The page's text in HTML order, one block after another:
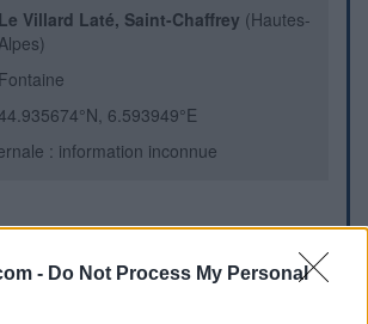
- Do Not Process My Personal
Le Villard Laté, Saint-Chaffrey (Hautes-
Fontaine
6.593949°E
: information inconnue
complémentaires
en montant, à droite après le